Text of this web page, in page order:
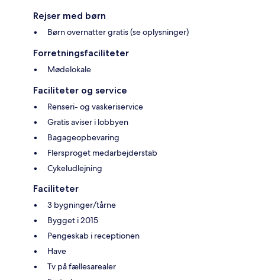
Rejser med børn
Børn overnatter gratis (se oplysninger)
Forretningsfaciliteter
Mødelokale
Faciliteter og service
Renseri- og vaskeriservice
Gratis aviser i lobbyen
Bagageopbevaring
Flersproget medarbejderstab
Cykeludlejning
Faciliteter
3 bygninger/tårne
Bygget i 2015
Pengeskab i receptionen
Have
Tv på fællesarealer